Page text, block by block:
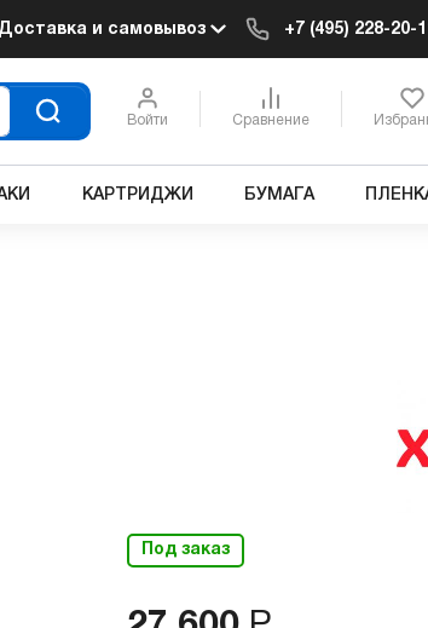
Доставка и самовывоз +7 (495) 228-20-
Войти Сравнение
КАРТРИДЖИ БУМАГА
Под заказ